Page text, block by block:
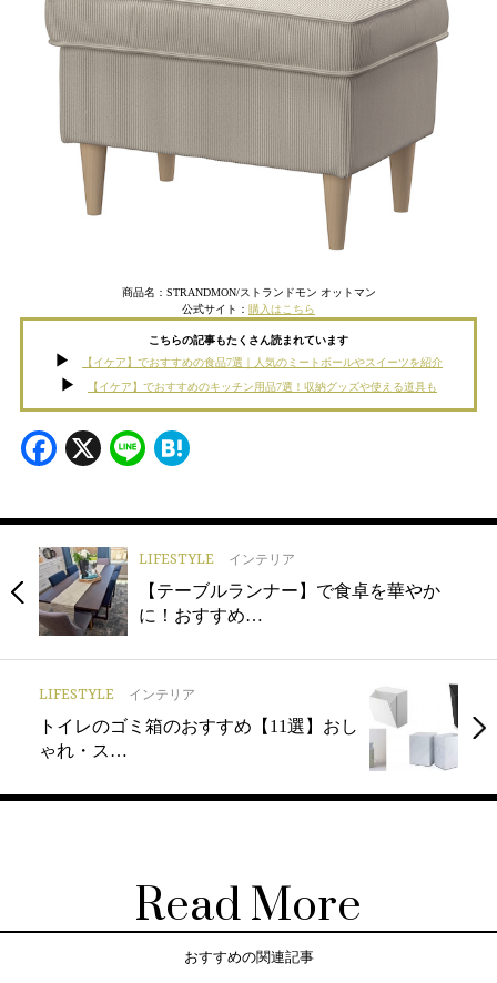
商品名：STRANDMON/ストランドモン オットマン
公式サイト： 購入はこちら
こちらの記事もたくさん読まれています
【イケア】でおすすめの食品7選｜人気のミートボールやスイーツを紹介
【イケア】でおすすめのキッチン用品7選！収納グッズや使える道具も
Facebook
X Line
LIFESTYLE インテリア
【テーブルランナー】で食卓を華やか
に！おすすめ…
LIFESTYLE インテリア
トイレのゴミ箱のおすすめ【11選】おし
ゃれ・ス…
Read More
おすすめの関連記事